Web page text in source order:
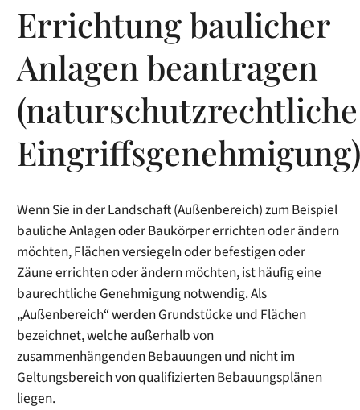
Errichtung baulicher
Anlagen beantragen
(naturschutzrechtliche
Wenn Sie in der Landschaft (Außenbereich) zum Beispiel
bauliche Anlagen oder Baukörper errichten oder ändern
möchten, Flächen versiegeln oder befestigen oder
Zäune errichten oder ändern möchten, ist häufig eine
baurechtliche Genehmigung notwendig. Als
„Außenbereich“ werden Grundstücke und Flächen
bezeichnet, welche außerhalb von
zusammenhängenden Bebauungen und nicht im
Geltungsbereich von qualifizierten Bebauungsplänen
liegen.